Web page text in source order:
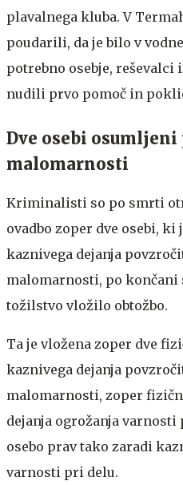
plavalnega kluba. V
poudarili, da je bilo v
potrebno osebje, reševalci
nudili prvo pomoč in
Dve osebi
malomarnosti
Kriminalisti so po smrti
ovadbo zoper dve osebi,
kaznivega dejanja
malomarnosti, po
tožilstvo vložilo obtožbo.
Ta je vložena zoper dve
kaznivega dejanja
malomarnosti, zoper
dejanja ogrožanja
osebo prav tako zaradi
varnosti pri delu.